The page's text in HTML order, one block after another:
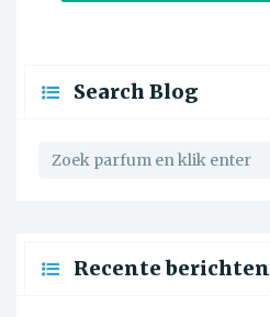
Search Blog
Recente berichten